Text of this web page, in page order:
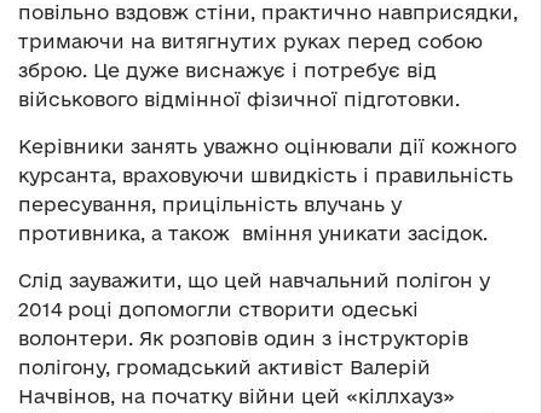
повільно вздовж стіни, практично навприсядки,
тримаючи на витягнутих руках перед собою
зброю. Це дуже виснажує і потребує від
військового відмінної фізичної підготовки.
Керівники занять уважно оцінювали дії кожного
курсанта, враховуючи швидкість і правильність
пересування, прицільність влучань у
противника, а також вміння уникати засідок.
Слід зауважити, що цей навчальний полігон у
2014 році допомогли створити одеські
волонтери. Як розповів один з інструкторів
полігону, громадський активіст Валерій
Начвінов, на початку війни цей «кіллхауз»